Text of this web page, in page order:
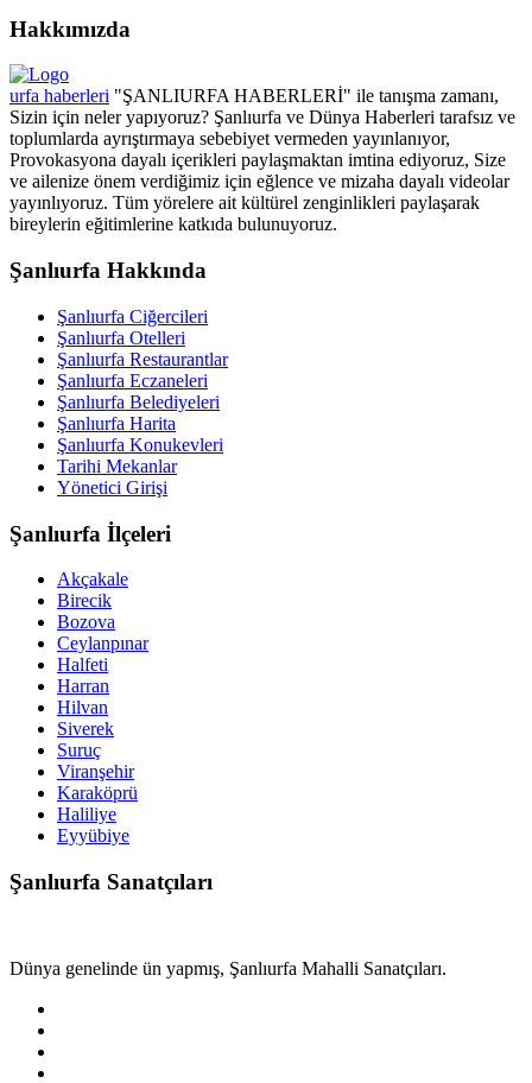
Hakkımızda
urfa haberleri "ŞANLIURFA HABERLERİ" ile tanışma zamanı,
Sizin için neler yapıyoruz? Şanlıurfa ve Dünya Haberleri tarafsız ve
toplumlarda ayrıştırmaya sebebiyet vermeden yayınlanıyor,
Provokasyona dayalı içerikleri paylaşmaktan imtina ediyoruz, Size
ve ailenize önem verdiğimiz için eğlence ve mizaha dayalı videolar
yayınlıyoruz. Tüm yörelere ait kültürel zenginlikleri paylaşarak
bireylerin eğitimlerine katkıda bulunuyoruz.
Şanlıurfa Hakkında
Şanlıurfa Ciğercileri
Şanlıurfa Otelleri
Şanlıurfa Restaurantlar
Şanlıurfa Eczaneleri
Şanlıurfa Belediyeleri
Şanlıurfa Harita
Şanlıurfa Konukevleri
Tarihi Mekanlar
Yönetici Girişi
Şanlıurfa İlçeleri
Akçakale
Birecik
Bozova
Ceylanpınar
Halfeti
Harran
Hilvan
Siverek
Suruç
Viranşehir
Karaköprü
Haliliye
Eyyübiye
Şanlıurfa Sanatçıları
Dünya genelinde ün yapmış, Şanlıurfa Mahalli Sanatçıları.